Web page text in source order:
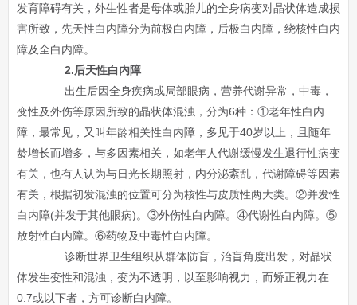
发育障碍有关，外生性者是母体或胎儿的全身病变对晶状体造成损
害所致，先天性白内障分为前极白内障，后极白内障，绕核性白内
障及全白内障。
2.后天性白内障
出生后因全身疾病或局部眼病，营养代谢异常，中毒，
变性及外伤等原因所致的晶状体混浊，分为6种：①老年性白内
障，最常见，又叫年龄相关性白内障，多见于40岁以上，且随年
龄增长而增多，与多因素相关，如老年人代谢缓慢发生退行性病变
有关，也有人认为与日光长期照射，内分泌紊乱，代谢障碍等因素
有关，根据初发混浊的位置可分为核性与皮质性两大类。②并发性
白内障(并发于其他眼病)。③外伤性白内障。④代谢性白内障。⑤
放射性白内障。⑥药物及中毒性白内障。
诊断世界卫生组织从群体防盲，治盲角度出发，对晶状
体发生变性和混浊，变为不透明，以至影响视力，而矫正视力在
0.7或以下者，方可诊断白内障。